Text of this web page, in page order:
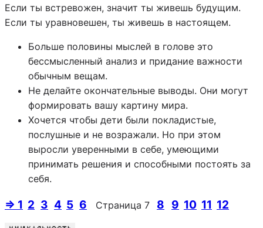
Если ты встревожен, значит ты живешь будущим.
Если ты уравновешен, ты живешь в настоящем.
Больше половины мыслей в голове это
бессмысленный анализ и придание важности
обычным вещам.
Не делайте окончательные выводы. Они могут
формировать вашу картину мира.
Хочется чтобы дети были покладистые,
послушные и не возражали. Но при этом
выросли уверенными в себе, умеющими
принимать решения и способными постоять за
себя.
⇒ 1 2 3 4 5 6 Страница 7 8 9 10 11 12